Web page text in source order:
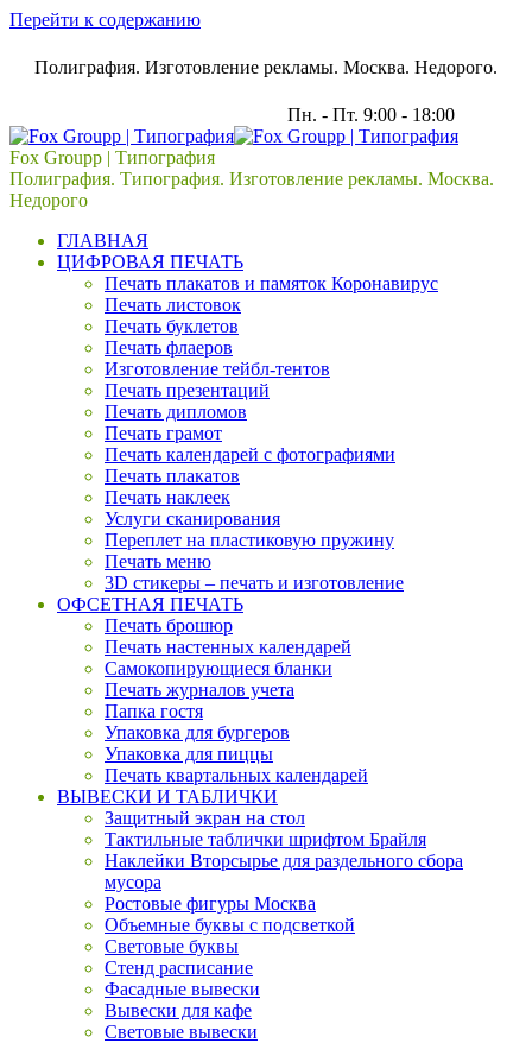
Перейти к содержанию
Полиграфия. Изготовление рекламы. Москва. Недорого.
Пн. - Пт. 9:00 - 18:00
Fox Groupp | Типография
Полиграфия. Типография. Изготовление рекламы. Москва.
Недорого
ГЛАВНАЯ
ЦИФРОВАЯ ПЕЧАТЬ
Печать плакатов и памяток Коронавирус
Печать листовок
Печать буклетов
Печать флаеров
Изготовление тейбл-тентов
Печать презентаций
Печать дипломов
Печать грамот
Печать календарей с фотографиями
Печать плакатов
Печать наклеек
Услуги сканирования
Переплет на пластиковую пружину
Печать меню
3D стикеры – печать и изготовление
ОФСЕТНАЯ ПЕЧАТЬ
Печать брошюр
Печать настенных календарей
Cамокопирующиеся бланки
Печать журналов учета
Папка гостя
Упаковка для бургеров
Упаковка для пиццы
Печать квартальных календарей
ВЫВЕСКИ И ТАБЛИЧКИ
Защитный экран на стол
Тактильные таблички шрифтом Брайля
Наклейки Вторсырье для раздельного сбора
мусора
Ростовые фигуры Москва
Объемные буквы с подсветкой
Световые буквы
Стенд расписание
Фасадные вывески
Вывески для кафе
Световые вывески